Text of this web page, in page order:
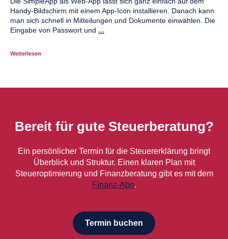
Handy-Bildschirm mit einem App-Icon installieren. Danach kann
man sich schnell in Mitteilungen und Dokumente einwählen. Die
Eingabe von Passwort und ...
Weiterlesen
Bereit für gute Steuerberatung?
Ein persönlicher Termin für die Steuererklärung bringt
Überblick und Struktur. Einen klaren Plan mit
Steueroptimierung und Finanzberatung gibt es mit dem
Finanz-Abo.
Termin buchen